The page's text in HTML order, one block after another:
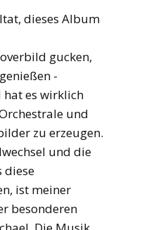
dieses Album
gucken,
-
es wirklich
und
zu erzeugen.
und die
diese
ist meiner
besonderen